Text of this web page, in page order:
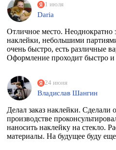
1 июля
Daria
Отличное место. Неоднократно
наклейки, небольшими
очень быстро, есть различные
Оформление проходит быстро и
24 июня
Владислав Шангин
Делал заказ наклейки. Сделали
производстве
наносить наклейку на стекло.
материалы. На будущее буду еще